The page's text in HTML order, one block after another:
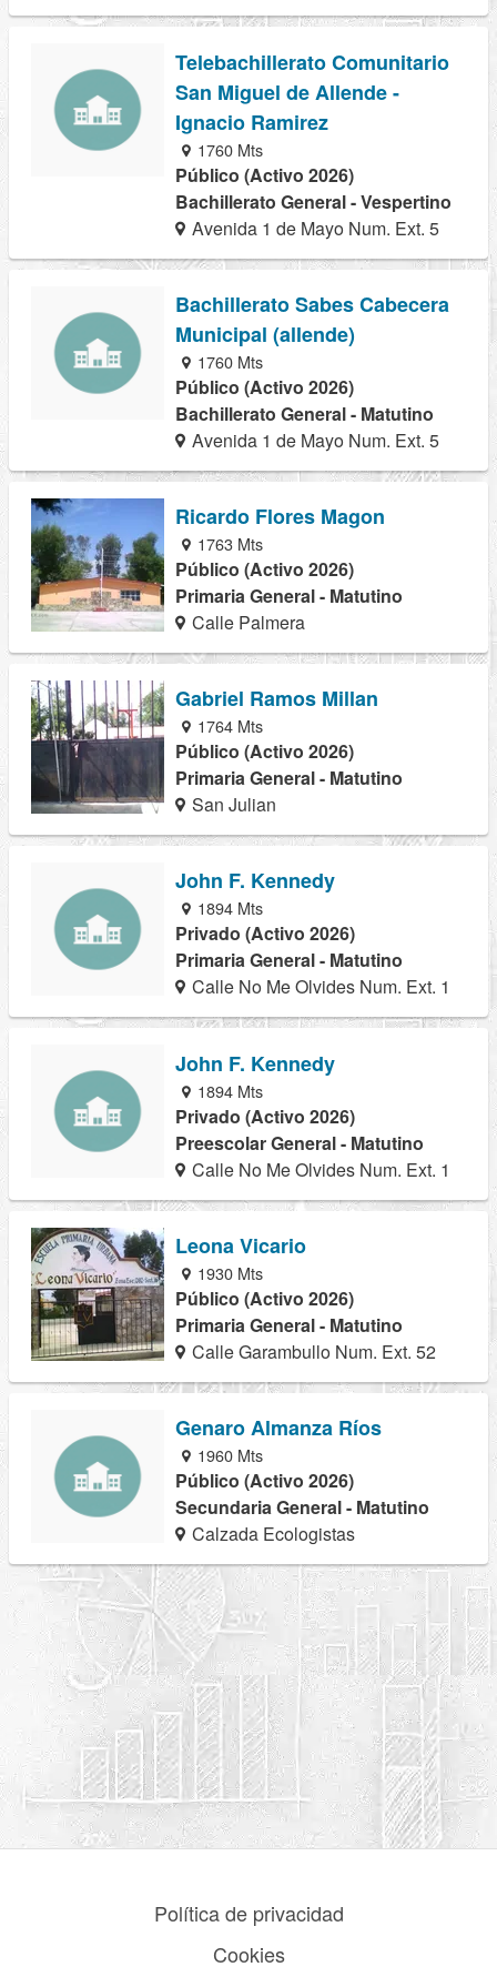
Telebachillerato Comunitario
San Miguel de Allende -
Ignacio Ramirez
1760 Mts
Público (Activo 2026)
Bachillerato General - Vespertino
Avenida 1 de Mayo Num. Ext. 5
Bachillerato Sabes Cabecera
Municipal (allende)
1760 Mts
Público (Activo 2026)
Bachillerato General - Matutino
Avenida 1 de Mayo Num. Ext. 5
Ricardo Flores Magon
1763 Mts
Público (Activo 2026)
Primaria General - Matutino
Calle Palmera
Gabriel Ramos Millan
1764 Mts
Público (Activo 2026)
Primaria General - Matutino
San Julian
John F. Kennedy
1894 Mts
Privado (Activo 2026)
Primaria General - Matutino
Calle No Me Olvides Num. Ext. 1
John F. Kennedy
1894 Mts
Privado (Activo 2026)
Preescolar General - Matutino
Calle No Me Olvides Num. Ext. 1
Leona Vicario
1930 Mts
Público (Activo 2026)
Primaria General - Matutino
Calle Garambullo Num. Ext. 52
Genaro Almanza Ríos
1960 Mts
Público (Activo 2026)
Secundaria General - Matutino
Calzada Ecologistas
Política de privacidad
Cookies